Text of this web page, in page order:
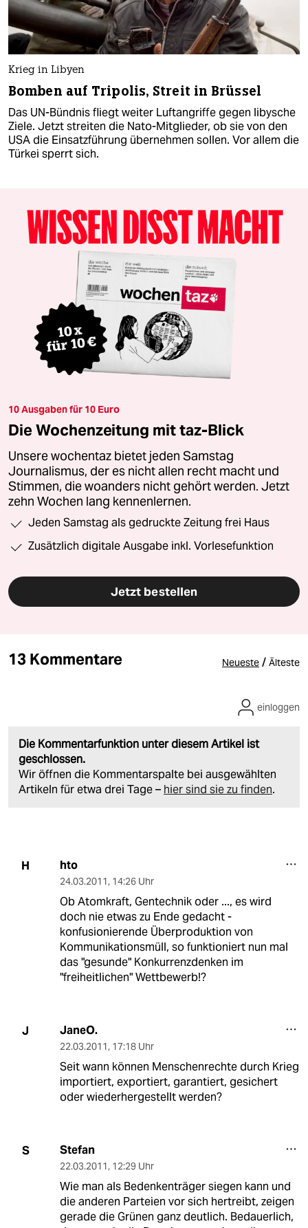
Krieg in Libyen
Bomben auf Tripolis, Streit in Brüssel
Das UN-Bündnis fliegt weiter Luftangriffe gegen libysche
Ziele. Jetzt streiten die Nato-Mitglieder, ob sie von den
USA die Einsatzführung übernehmen sollen. Vor allem die
Türkei sperrt sich.
10 Ausgaben für 10 Euro
Die Wochenzeitung mit taz-Blick
Unsere wochentaz bietet jeden Samstag
Journalismus, der es nicht allen recht macht und
Stimmen, die woanders nicht gehört werden. Jetzt
zehn Wochen lang kennenlernen.
Jeden Samstag als gedruckte Zeitung frei Haus
Zusätzlich digitale Ausgabe inkl. Vorlesefunktion
Jetzt bestellen
13 Kommentare Neueste / Älteste
Die Kommentarfunktion unter diesem Artikel ist
geschlossen.
Wir öffnen die Kommentarspalte bei ausgewählten
Artikeln für etwa drei Tage – hier sind sie zu finden.
einloggen
H hto
24.03.2011, 14:26 Uhr
Ob Atomkraft, Gentechnik oder ..., es wird
doch nie etwas zu Ende gedacht -
konfusionierende Überproduktion von
Kommunikationsmüll, so funktioniert nun mal
das "gesunde" Konkurrenzdenken im
"freiheitlichen" Wettbewerb!?
J JaneO.
22.03.2011, 17:18 Uhr
Seit wann können Menschenrechte durch Krieg
importiert, exportiert, garantiert, gesichert
oder wiederhergestellt werden?
S Stefan
22.03.2011, 12:29 Uhr
Wie man als Bedenkenträger siegen kann und
die anderen Parteien vor sich hertreibt, zeigen
gerade die Grünen ganz deutlich. Bedauerlich,